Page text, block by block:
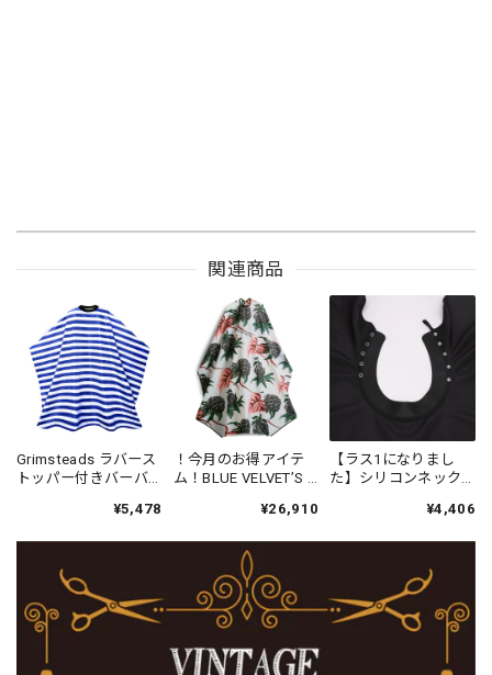
関連商品
Grimsteads ラバース
トッパー付きバーバ
¥5,478
！今月のお得アイテ
ム！BLUE VELVET’S ×
¥26,910
【ラス1になりまし
た】シリコンネック
ケープ プレーンブラ
¥4,406